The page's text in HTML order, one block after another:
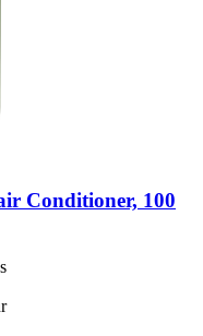
Conditioner, 100